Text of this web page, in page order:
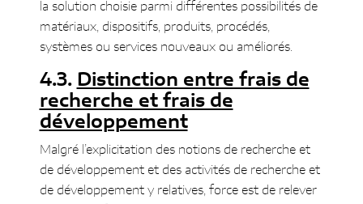
la solution choisie parmi différentes possibilités de
matériaux, dispositifs, produits, procédés,
systèmes ou services nouveaux ou améliorés.
Distinction entre frais de
recherche et frais de
développement
Malgré l’explicitation des notions de recherche et
de développement et des activités de recherche et
de développement y relatives, force est de relever